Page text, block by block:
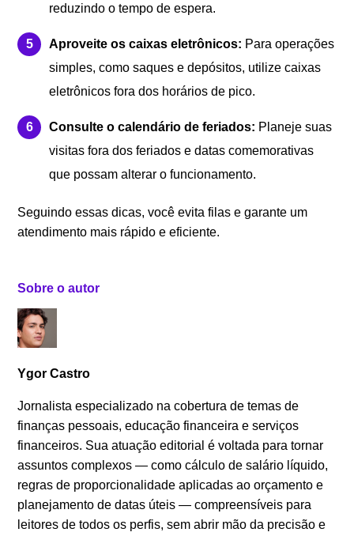
reduzindo o tempo de espera.
Aproveite os caixas eletrônicos: Para operações
simples, como saques e depósitos, utilize caixas
eletrônicos fora dos horários de pico.
Consulte o calendário de feriados: Planeje suas
visitas fora dos feriados e datas comemorativas
que possam alterar o funcionamento.
Seguindo essas dicas, você evita filas e garante um
atendimento mais rápido e eficiente.
Sobre o autor
Ygor Castro
Jornalista especializado na cobertura de temas de
finanças pessoais, educação financeira e serviços
financeiros. Sua atuação editorial é voltada para tornar
assuntos complexos — como cálculo de salário líquido,
regras de proporcionalidade aplicadas ao orçamento e
planejamento de datas úteis — compreensíveis para
leitores de todos os perfis, sem abrir mão da precisão e